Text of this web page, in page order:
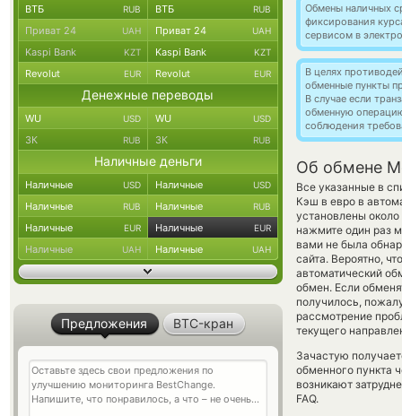
Обмены наличных
фиксирования
сервисом в
В целях
обменные пункты
В случае если
обменную
соблюдения
Об обмене
Все указанные в
Кэш в евро в
установлены
нажмите один раз
вами не была
сайта. Вероятно,
автоматический
обмен. Если
получилось,
рассмотрение
текущего
Зачастую
обменного пункта
возникают
FAQ.
ВТБ RUB ВТБ RUB
Приват 24 UAH Приват 24 UAH
Kaspi Bank KZT Kaspi Bank KZT
Revolut EUR Revolut EUR
Денежные переводы
WU USD WU USD
ЗК RUB ЗК RUB
Наличные деньги
Наличные USD Наличные USD
Наличные RUB Наличные RUB
Наличные EUR Наличные EUR
Наличные UAH Наличные UAH
Предложения BTC-кран